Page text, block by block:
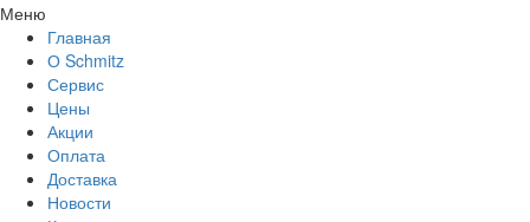
Меню
Главная
О Schmitz
Сервис
Цены
Акции
Оплата
Доставка
Новости